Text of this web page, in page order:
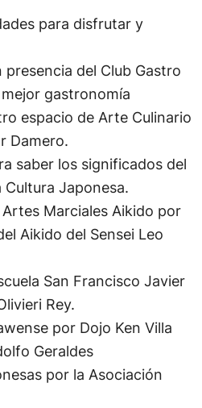
para disfrutar y
presencia del Club Gastro
gastronomía
espacio de Arte Culinario
Damero.
saber los significados del
Japonesa.
Marciales Aikido por
Aikido del Sensei Leo
San Francisco Javier
Rey.
por Dojo Ken Villa
Geraldes
por la Asociación